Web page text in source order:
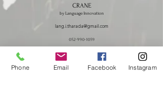
​CRANE
by Language Innovation
lang.i.tharada@gmail.com
052-990-1059
〒466−0833 愛知県名古屋市昭和区隼人町7−12 セブンス杁中 1・2階
Phone Email Facebook Instagram